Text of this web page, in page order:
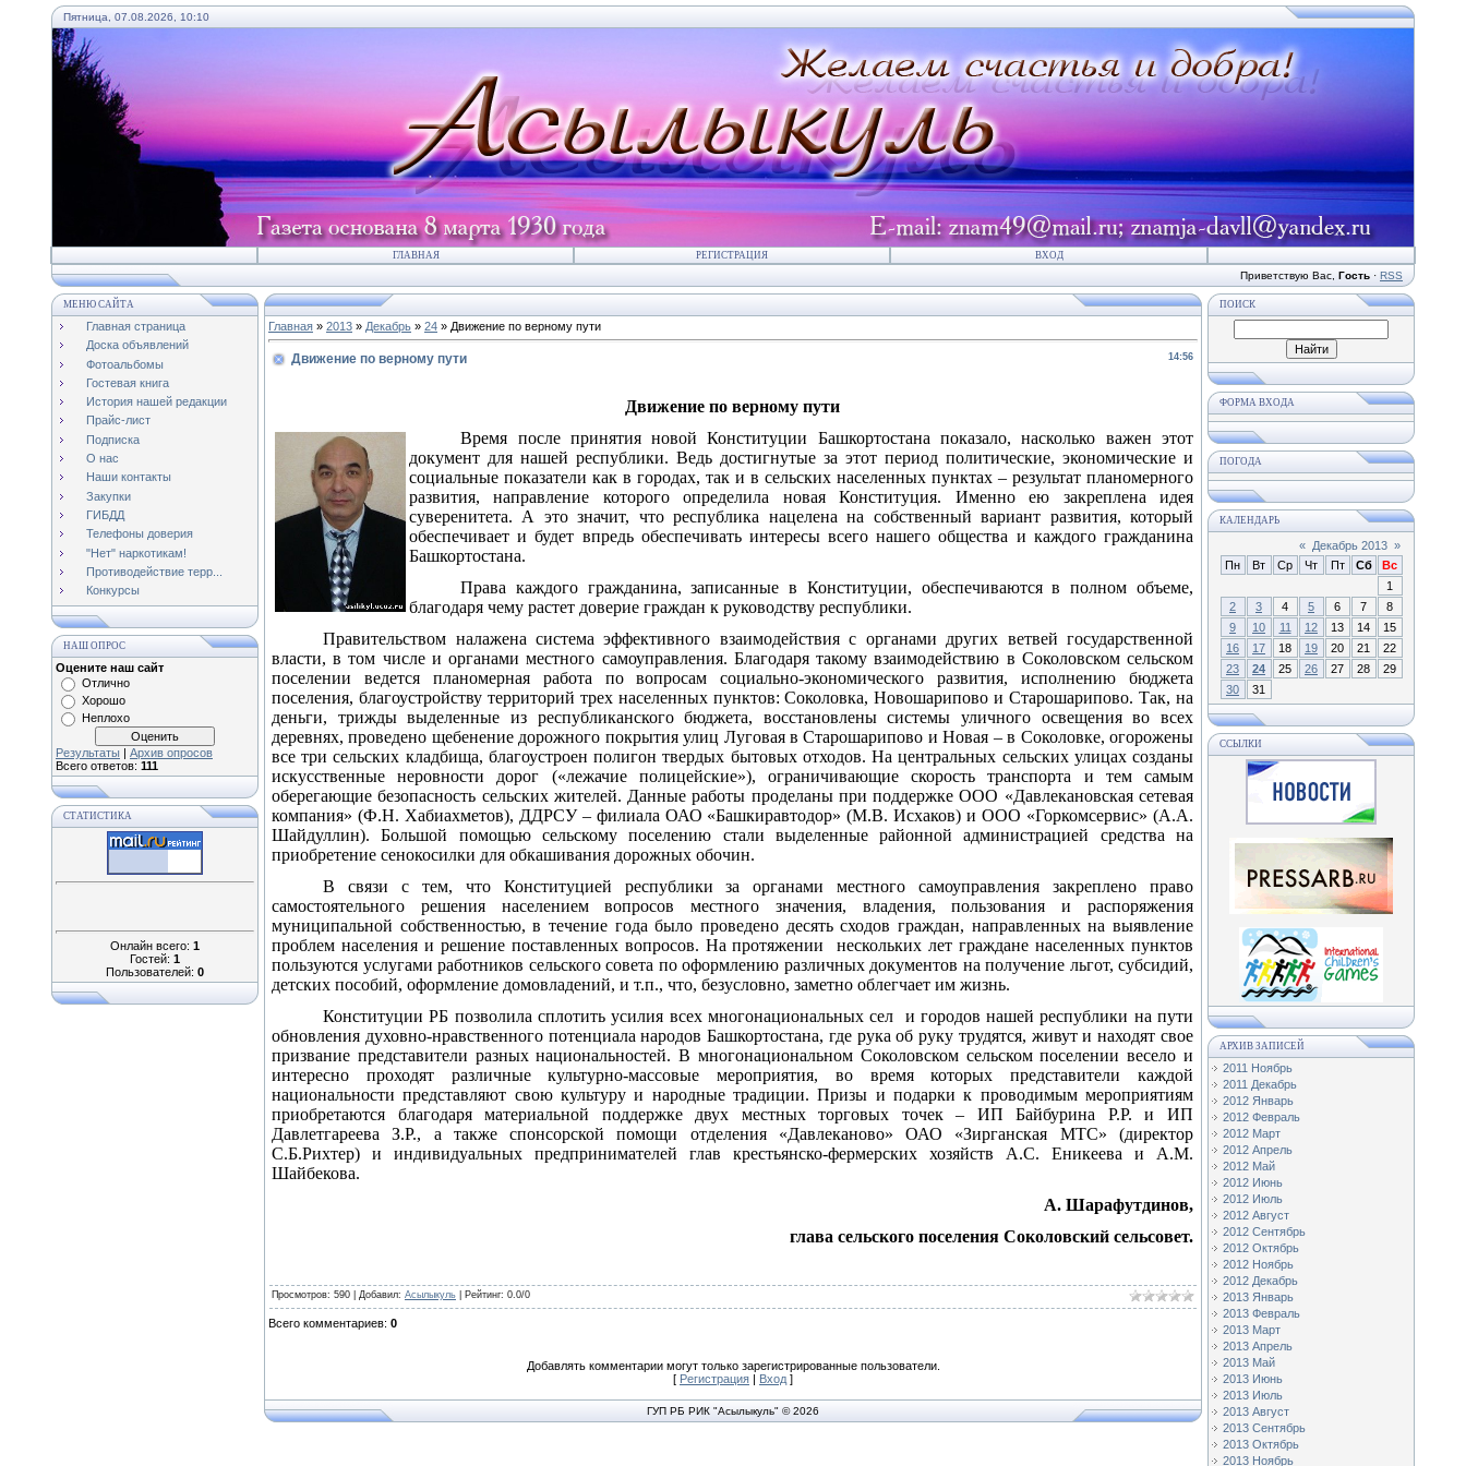
Пятница, 07.08.2026, 10:10
ГЛАВНАЯ РЕГИСТРАЦИЯ ВХОД
Приветствую Вас Гость · RSS
МЕНЮ САЙТА
Главная страница
Доска объявлений
Фотоальбомы
Гостевая книга
История нашей редакции
Прайс-лист
Подписка
О нас
Наши контакты
Закупки
ГИБДД
Телефоны доверия
"Нет" наркотикам!
Противодействие терр...
Конкурсы
НАШ ОПРОС
Оцените наш сайт
Отлично
Хорошо
Неплохо
Результаты | Архив опросов
Всего ответов: 111
СТАТИСТИКА
Онлайн всего: 1
Гостей: 1
Пользователей: 0
Главная » 2013 » Декабрь » 24 » Движение по верному пути
14:56
Движение по верному пути
Движение по верному пути
Время после принятия новой Конституции Башкортостана показало, насколько важен этот
документ для нашей республики. Ведь достигнутые за этот период политические, экономические и
социальные показатели как в городах, так и в сельских населенных пунктах – результат планомерного
развития, направление которого определила новая Конституция. Именно ею закреплена идея
суверенитета. А это значит, что республика нацелена на собственный вариант развития, который
обеспечивает и будет впредь обеспечивать интересы всего нашего общества и каждого гражданина
Башкортостана.
Права каждого гражданина, записанные в Конституции, обеспечиваются в полном объеме,
благодаря чему растет доверие граждан к руководству республики.
Правительством налажена система эффективного взаимодействия с органами других ветвей государственной
власти, в том числе и органами местного самоуправления. Благодаря такому взаимодействию в Соколовском сельском
поселении ведется планомерная работа по вопросам социально-экономического развития, исполнению бюджета
поселения, благоустройству территорий трех населенных пунктов: Соколовка, Новошарипово и Старошарипово. Так, на
деньги, трижды выделенные из республиканского бюджета, восстановлены системы уличного освещения во всех
деревнях, проведено щебенение дорожного покрытия улиц Луговая в Старошарипово и Новая – в Соколовке, огорожены
все три сельских кладбища, благоустроен полигон твердых бытовых отходов. На центральных сельских улицах созданы
искусственные неровности дорог («лежачие полицейские»), ограничивающие скорость транспорта и тем самым
оберегающие безопасность сельских жителей. Данные работы проделаны при поддержке ООО «Давлекановская сетевая
компания» (Ф.Н. Хабиахметов), ДДРСУ – филиала ОАО «Башкиравтодор» (М.В. Исхаков) и ООО «Горкомсервис» (А.А.
Шайдуллин). Большой помощью сельскому поселению стали выделенные районной администрацией средства на
приобретение сенокосилки для обкашивания дорожных обочин.
В связи с тем, что Конституцией республики за органами местного самоуправления закреплено право
самостоятельного решения населением вопросов местного значения, владения, пользования и распоряжения
муниципальной собственностью, в течение года было проведено десять сходов граждан, направленных на выявление
проблем населения и решение поставленных вопросов. На протяжении
нескольких лет граждане населенных пунктов
пользуются услугами работников сельского совета по оформлению различных документов на получение льгот, субсидий,
детских пособий, оформление домовладений, и т.п., что, безусловно, заметно облегчает им жизнь.
Конституции РБ позволила сплотить усилия всех многонациональных сел
и городов нашей республики на пути
обновления духовно-нравственного потенциала народов Башкортостана, где рука об руку трудятся, живут и находят свое
призвание представители разных национальностей. В многонациональном Соколовском сельском поселении весело и
интересно проходят различные культурно-массовые мероприятия, во время которых представители каждой
национальности представляют свою культуру и народные традиции. Призы и подарки к проводимым мероприятиям
приобретаются благодаря материальной поддержке двух местных торговых точек – ИП Байбурина Р.Р. и ИП
Давлетгареева З.Р., а также спонсорской помощи отделения «Давлеканово» ОАО «Зирганская МТС» (директор
С.Б.Рихтер) и индивидуальных предпринимателей глав крестьянско-фермерских хозяйств А.С. Еникеева и А.М.
Шайбекова.
А. Шарафутдинов,
глава сельского поселения Соколовский сельсовет.
Просмотров: 590 | Добавил: Асылыкуль Рейтинг: 0.0/0
Всего комментариев: 0
Добавлять комментарии могут только зарегистрированные пользователи.
[ Регистрация | Вход ]
ГУП РБ РИК "Асылыкуль" © 2026
ПОИСК
ФОРМА ВХОДА
ПОГОДА
КАЛЕНДАРЬ
« Декабрь 2013 »
Пн
Вт Ср Чт Пт Сб
Вс
1
2
3 4 5 6 7
8
9
10 11 12 13 14
15
16
17 18 19 20 21
22
23
24 25 26 27 28
29
30
31
ССЫЛКИ
АРХИВ ЗАПИСЕЙ
2011 Ноябрь
2011 Декабрь
2012 Январь
2012 Февраль
2012 Март
2012 Апрель
2012 Май
2012 Июнь
2012 Июль
2012 Август
2012 Сентябрь
2012 Октябрь
2012 Ноябрь
2012 Декабрь
2013 Январь
2013 Февраль
2013 Март
2013 Апрель
2013 Май
2013 Июнь
2013 Июль
2013 Август
2013 Сентябрь
2013 Октябрь
2013 Ноябрь